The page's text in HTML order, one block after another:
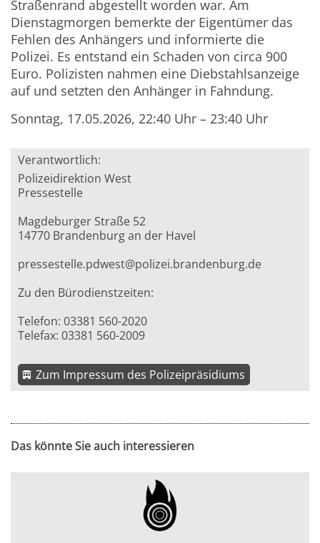
Straßenrand abgestellt worden war. Am
Dienstagmorgen bemerkte der Eigentümer das
Fehlen des Anhängers und informierte die
Polizei. Es entstand ein Schaden von circa 900
Euro. Polizisten nahmen eine Diebstahlsanzeige
auf und setzten den Anhänger in Fahndung.
Sonntag, 17.05.2026, 22:40 Uhr – 23:40 Uhr
Verantwortlich:
Polizeidirektion West
Pressestelle
Magdeburger Straße 52
14770 Brandenburg an der Havel
pressestelle.pdwest@polizei.brandenburg.de
Zu den Bürodienstzeiten:
Telefon: 03381 560-2020
Telefax: 03381 560-2009
Zum Impressum des Polizeipräsidiums
Das könnte Sie auch interessieren